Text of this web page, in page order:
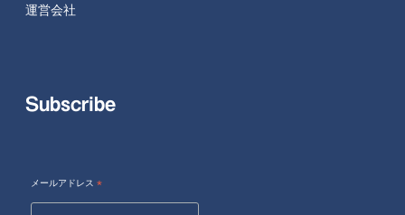
運営会社
Subscribe
メールアドレス *